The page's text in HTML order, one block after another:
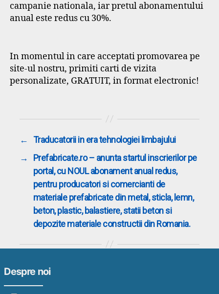
campanie nationala, iar pretul abonamentului
anual este redus cu 30%.
In momentul in care acceptati promovarea pe
site-ul nostru, primiti carti de vizita
personalizate, GRATUIT, in format electronic!
←
Traducatorii in era tehnologiei limbajului
→
Prefabricate.ro – anunta startul inscrierilor pe
portal, cu NOUL abonament anual redus,
pentru producatori si comercianti de
materiale prefabricate din metal, sticla, lemn,
beton, plastic, balastiere, statii beton si
depozite materiale constructii din Romania.
Despre noi